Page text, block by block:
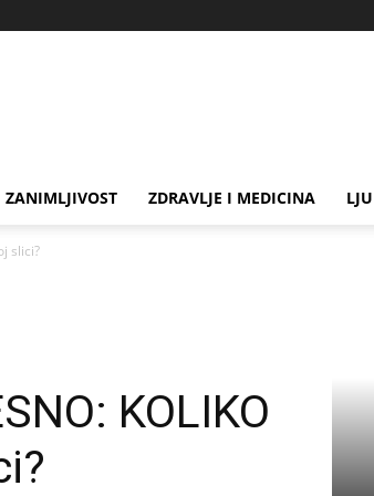
ZANIMLJIVOST ZDRAVLJE I MEDICINA
slici?
KOLIKO